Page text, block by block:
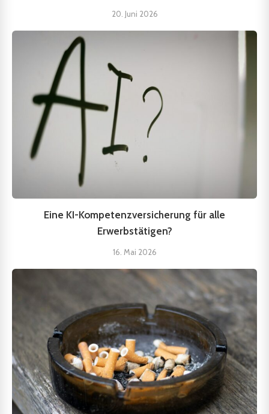
20. Juni 2026
Eine KI-Kompetenzversicherung für alle
Erwerbstätigen?
16. Mai 2026